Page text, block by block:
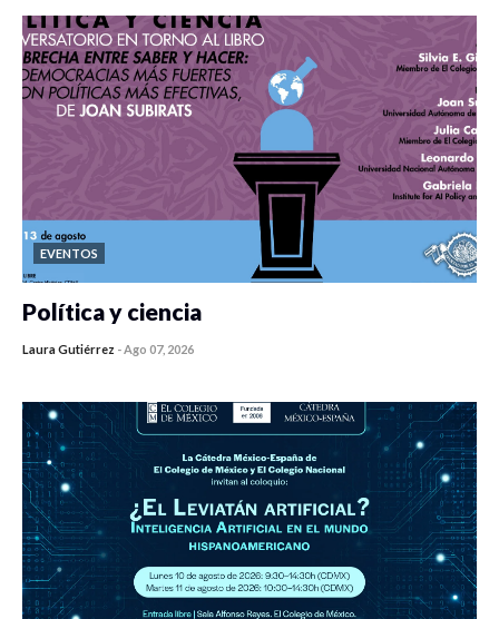
EVENTOS
Política y ciencia
Laura Gutiérrez -Ago 07, 2026